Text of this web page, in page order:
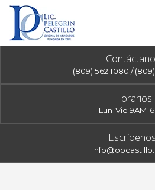
(809) 562 1080 /
Horarios
Lun-Vie 9AM-
Escríbenos